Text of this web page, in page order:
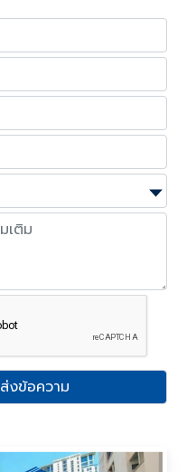
ส่งข้อความ